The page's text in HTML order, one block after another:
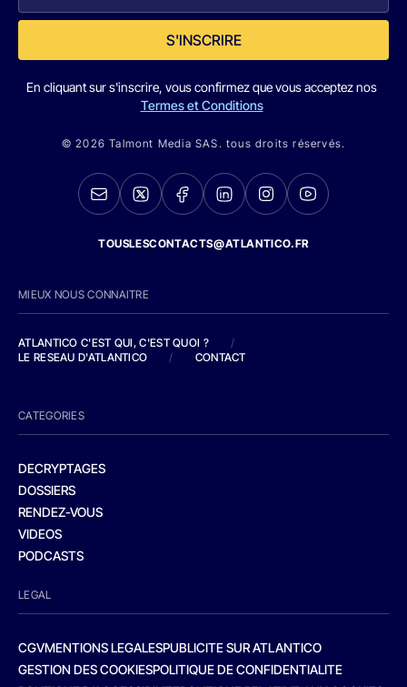
S'INSCRIRE
En cliquant sur s'inscrire, vous confirmez que vous acceptez nos
Termes et Conditions
© 2026 Talmont Media SAS. tous droits réservés.
TOUSLESCONTACTS@ATLANTICO.FR
MIEUX NOUS CONNAITRE
ATLANTICO C'EST QUI, C'EST QUOI ?
/
LE RESEAU D'ATLANTICO
/ CONTACT
CATEGORIES
DECRYPTAGES
DOSSIERS
RENDEZ-VOUS
VIDEOS
PODCASTS
LEGAL
CGVMENTIONS LEGALESPUBLICITE SUR ATLANTICO
GESTION DES COOKIESPOLITIQUE DE CONFIDENTIALITE